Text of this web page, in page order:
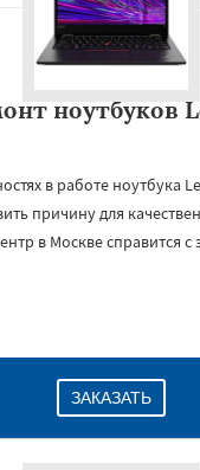
ноутбуков
в работе ноутбука
причину для
в Москве справится с
ЗАКАЗАТЬ